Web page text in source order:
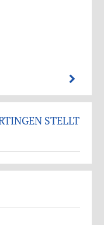
STELLT